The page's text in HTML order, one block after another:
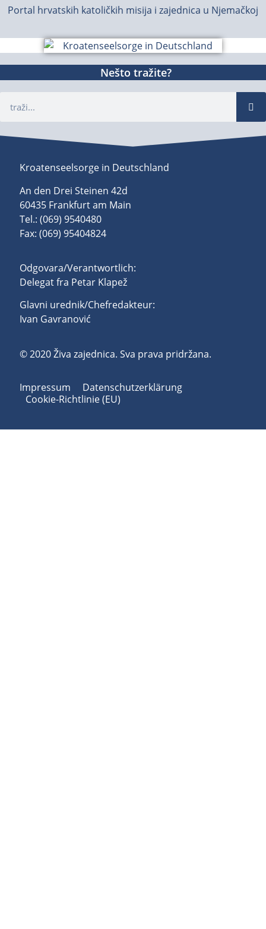
Portal hrvatskih katoličkih misija i zajednica u Njemačkoj
Nešto tražite?
Kroatenseelsorge in Deutschland
An den Drei Steinen 42d
60435 Frankfurt am Main
Tel.: (069) 9540480
Fax: (069) 95404824
Odgovara/Verantwortlich:
Delegat fra Petar Klapež
Glavni urednik/Chefredakteur:
Ivan Gavranović
© 2020 Živa zajednica. Sva prava pridržana.
Impressum
Datenschutzerklärung
Cookie-Richtlinie (EU)